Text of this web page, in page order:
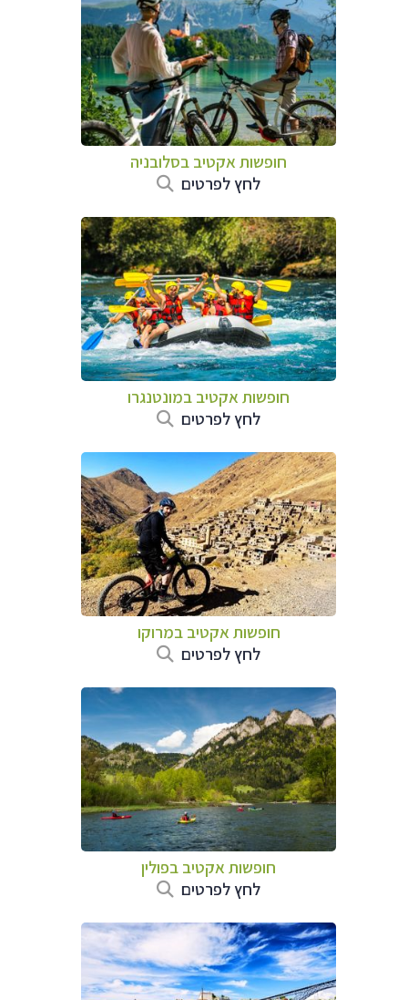
חופשות אקטיב בסלובניה
לחץ לפרטים
חופשות אקטיב במונטנגרו
לחץ לפרטים
חופשות אקטיב במרוקו
לחץ לפרטים
חופשות אקטיב בפולין
לחץ לפרטים